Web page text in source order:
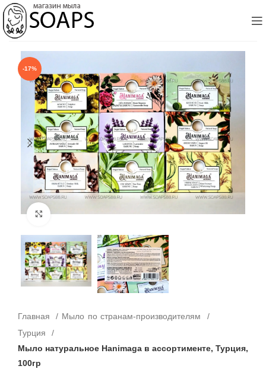
-17%
Click to enlarge
Главная
Мыло по странам-производителям
Турция
Мыло натуральное Hanimaga в ассортименте, Турция,
100гр